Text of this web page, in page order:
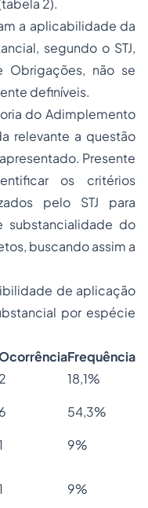
2).
a aplicabilidade da
segundo o STJ,
Obrigações, não se
definíveis.
do Adimplemento
relevante a questão
Presente
os critérios
pelo STJ para
substancialidade do
buscando assim a
de aplicação
por espécie
Frequência
2
18,1%
6
54,3%
9%
9%